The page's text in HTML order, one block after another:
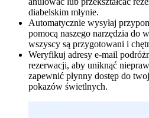
diabelskim młynie.
Automatycznie wysyłaj
pomocą naszego narzędzia do
wszyscy są przygotowani i
Weryfikuj adresy e-mail
rezerwacji, aby uniknąć
zapewnić płynny dostęp do
pokazów świetlnych.